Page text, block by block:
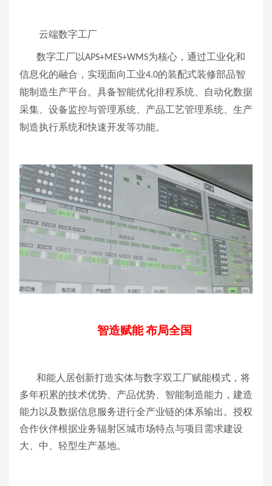
云端数字工厂
数字工厂以APS+MES+WMS为核心，通过工业化和
信息化的融合，实现面向工业4.0的装配式装修部品智
能制造生产平台。具备智能优化排程系统、自动化数据
采集、设备监控与管理系统、产品工艺管理系统、生产
制造执行系统和快速开发等功能。
智造赋能布局全国
和能人居创新打造实体与数字双工厂赋能模式，将
多年积累的技术优势、产品优势、智能制造能力，建造
能力以及数据信息服务进行全产业链的体系输出。授权
合作伙伴根据业务辐射区城市场特点与项目需求建设
大、中、轻型生产基地。